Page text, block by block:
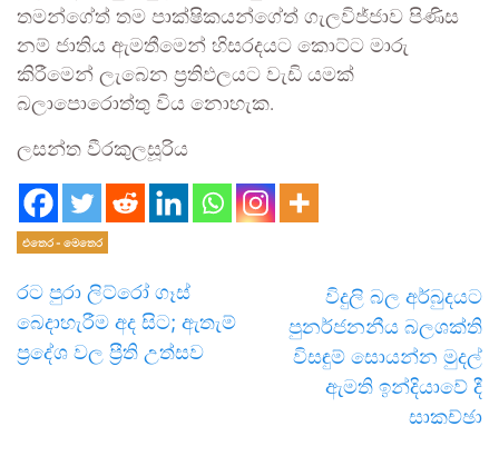
තමන්ගේත් තම පාක්ෂිකයන්ගේත් ගැලවිජ්ජාව පිණිස
නම් ජාතිය ඇමතීමෙන් හිසරදයට කොට්ට මාරු
කිරීමෙන් ලැබෙන ප්‍රතිඵලයට වැඩි යමක්
බලාපොරොත්තු විය නොහැක.
ලසන්ත වීරකුලසූරිය
එතෙර - මෙතෙර
රට පුරා ලිට්රෝ ගෑස්
බෙදාහැරීම අද සිට; ඇතැම්
ප්‍රදේශ වල ප්‍රීති උත්සව
විදුලි බල අර්බුදයට
පුනර්ජනනීය බලශක්ති
විසඳුම් සොයන්න මුදල්
ඇමති ඉන්දියාවේ දී
සාකච්ඡා